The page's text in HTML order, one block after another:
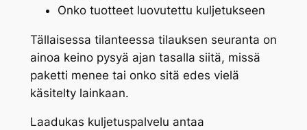
Onko tuotteet luovutettu kuljetukseen
Tällaisessa tilanteessa tilauksen seuranta on
ainoa keino pysyä ajan tasalla siitä, missä
paketti menee tai onko sitä edes vielä
käsitelty lainkaan.
Laadukas kuljetuspalvelu antaa